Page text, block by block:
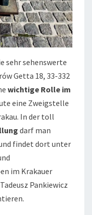
sehr sehenswerte
Getta 18, 33-332
wichtige Rolle im
eine Zweigstelle
In der toll
darf man
findet dort unter
im Krakauer
Pankiewicz